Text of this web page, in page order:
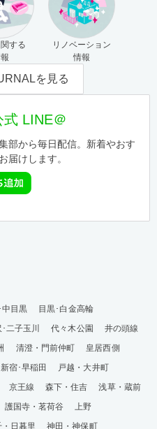
する
リノベーション
情報
を見る
式 LINE＠
部から毎日配信。新着やおす
届けします。
中目黒
目黒･白金高輪
二子玉川 代々木公園
井の頭線
清澄・門前仲町
皇居西側
宿･早稲田
戸越・大井町
京王線 森下・住吉
浅草・蔵前
護国寺・茗荷谷
上野
日暮里
神田・神保町